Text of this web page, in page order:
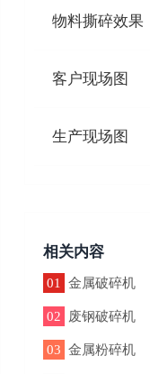
物料撕碎效果
客户现场图
生产现场图
相关内容
01 金属破碎机
02 废钢破碎机
03 金属粉碎机